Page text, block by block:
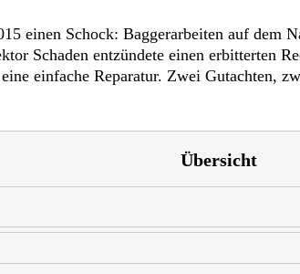
einen Schock: Baggerarbeiten auf dem
Schaden entzündete einen erbitterten
einfache Reparatur. Zwei Gutachten,
Übersicht